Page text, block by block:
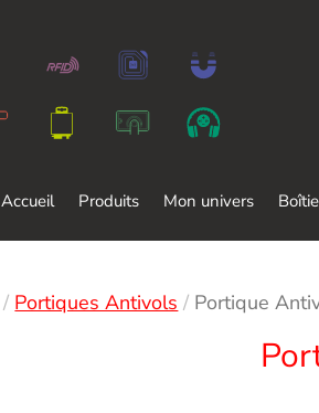
Accueil Produits Mon univers
/ Portiques Antivols / Portique